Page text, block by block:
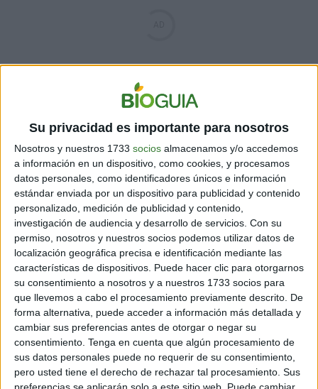
Su privacidad es importante para nosotros
Nosotros y nuestros 1733 socios almacenamos y/o accedemos
a información en un dispositivo, como cookies, y procesamos
datos personales, como identificadores únicos e información
estándar enviada por un dispositivo para publicidad y contenido
personalizado, medición de publicidad y contenido,
investigación de audiencia y desarrollo de servicios. Con su
permiso, nosotros y nuestros socios podemos utilizar datos de
localización geográfica precisa e identificación mediante las
características de dispositivos. Puede hacer clic para otorgarnos
su consentimiento a nosotros y a nuestros 1733 socios para
que llevemos a cabo el procesamiento previamente descrito. De
forma alternativa, puede acceder a información más detallada y
cambiar sus preferencias antes de otorgar o negar su
consentimiento. Tenga en cuenta que algún procesamiento de
sus datos personales puede no requerir de su consentimiento,
pero usted tiene el derecho de rechazar tal procesamiento. Sus
Récord histórico de sargazo
golpea al Caribe y al golfo de
México
Cargando...